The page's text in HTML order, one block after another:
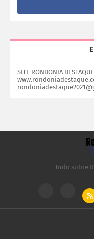
SITE RONDONIA
Tudo sobre